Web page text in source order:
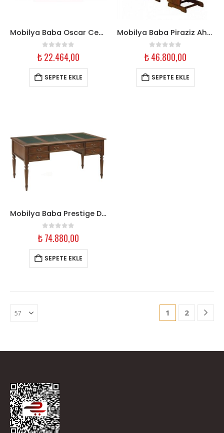
Mobilya Baba Oscar Ceviz Orta Sehpa
0out of 5
₺22.464,00
SEPETE EKLE
Mobilya Baba Piraziz Ahşap Ayaklı Sallanır Koltuk Ceviz
0out of 5
₺46.800,00
SEPETE EKLE
Mobilya Baba Prestige Deri Detaylı Çalışma Masası – 160 cm Ceviz
0out of 5
₺74.880,00
SEPETE EKLE
1 2